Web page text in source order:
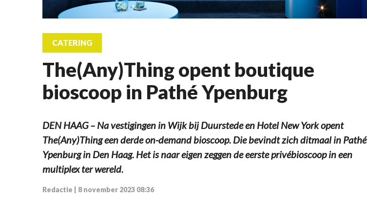
CATERING
The(Any)Thing opent boutique
bioscoop in Pathé Ypenburg
DEN HAAG – Na vestigingen in Wijk bij Duurstede en Hotel New York opent
The(Any)Thing een derde on-demand bioscoop. Die bevindt zich ditmaal in Pathé
Ypenburg in Den Haag. Het is naar eigen zeggen de eerste privébioscoop in een
multiplex ter wereld.
Redactie 8 november 2023 08:36